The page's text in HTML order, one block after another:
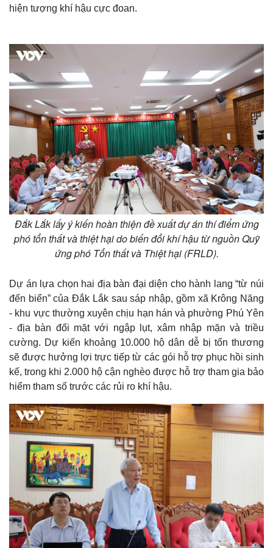
Thế giới
Quan sát
Cuộc sống đó đây
Hồ sơ
Multimedia
Video
Ảnh
E-Magazine
Infographic
e
hiện tượng khí hậu cực đoan.
Đắk Lắk lấy ý kiến hoàn thiện đề xuất dự án thí điểm ứng
phó tổn thất và thiệt hại do biến đổi khí hậu từ nguồn Quỹ
ứng phó Tổn thất và Thiệt hại (FRLD).
Dự án lựa chọn hai địa bàn đại diện cho hành lang “từ núi
đến biển” của Đắk Lắk sau sáp nhập, gồm xã Krông Năng
- khu vực thường xuyên chịu hạn hán và phường Phú Yên
- địa bàn đối mặt với ngập lụt, xâm nhập mặn và triều
cường. Dự kiến khoảng 10.000 hộ dân dễ bị tổn thương
sẽ được hưởng lợi trực tiếp từ các gói hỗ trợ phục hồi sinh
kế, trong khi 2.000 hộ cận nghèo được hỗ trợ tham gia bảo
hiểm tham số trước các rủi ro khí hậu.